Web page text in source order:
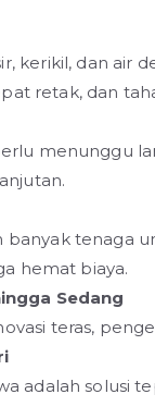
kerikil, dan air
retak, dan
menunggu
tenaga
hemat biaya.
Sedang
teras,
adalah solusi